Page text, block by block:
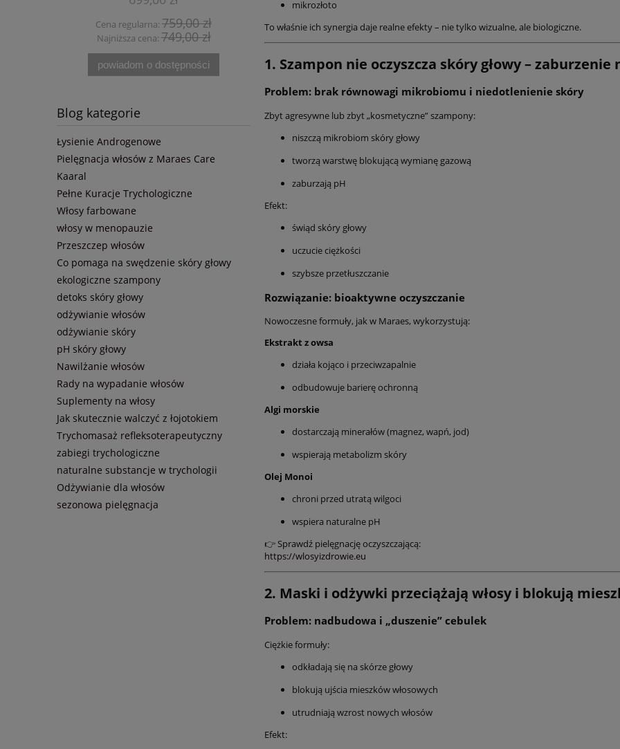
ml, Kaaral K05 przeciw
wypadaniu włosów | Maraes
Care Odżywka Volume 500 ml
,Dervit PRO Hair 120 kaps,
witamina D3 +K2 | Diagnostyka
Cena regularna: 759,00 zł
Najniższa cena: 749,00 zł
powiadom o dostępności
Andro PRO ×2, Serum Revitae
Cebulki i Szamponem Kaaral K05
Przeciw Wypadaniu Włosów 500
ml
Cena regularna:466,00 zł
456,00 zł
do koszyka
zestaw przeciw wypadaniu
włosów | Kuracja na
włosów + badania i dieta
Cena regularna:546,00 zł
506,00 zł
do koszyka
Blog kategorie
Łysienie Androgenowe
Pielęgnacja włosów z Maraes Care
Kaaral
Pełne Kuracje Trychologiczne
Włosy farbowane
włosy w menopauzie
Przeszczep włosów
Co pomaga na swędzenie skóry głowy
ekologiczne szampony
detoks skóry głowy
odżywianie włosów
odżywianie skóry
pH skóry głowy
Nawilżanie włosów
Rady na wypadanie włosów
Suplementy na włosy
Jak skutecznie walczyć z łojotokiem
Trychomasaż refleksoterapeutyczny
zabiegi trychologiczne
naturalne substancje w trychologii
Odżywianie dla włosów
sezonowa pielęgnacja
mikrozłoto
To właśnie ich synergia daje realne efekty – nie tylko wizualne, ale biologiczne.
1. Szampon nie oczyszcza skóry głowy –
Problem: brak równowagi mikrobiomu i niedotlenienie skóry
Zbyt agresywne lub zbyt „kosmetyczne” szampony:
niszczą mikrobiom skóry głowy
tworzą warstwę blokującą wymianę gazową
zaburzają pH
Efekt:
świąd skóry głowy
uczucie ciężkości
szybsze przetłuszczanie
Rozwiązanie: bioaktywne oczyszczanie
Nowoczesne formuły, jak w Maraes, wykorzystują:
Ekstrakt z owsa
działa kojąco i przeciwzapalnie
odbudowuje barierę ochronną
Algi morskie
dostarczają minerałów (magnez, wapń, jod)
wspierają metabolizm skóry
Olej Monoi
chroni przed utratą wilgoci
wspiera naturalne pH
👉 Sprawdź pielęgnację oczyszczającą:
https://wlosyizdrowie.eu
2. Maski i odżywki przeciążają włosy i blokują
Problem: nadbudowa i „duszenie” cebulek
Ciężkie formuły:
odkładają się na skórze głowy
blokują ujścia mieszków włosowych
utrudniają wzrost nowych włosów
Efekt: